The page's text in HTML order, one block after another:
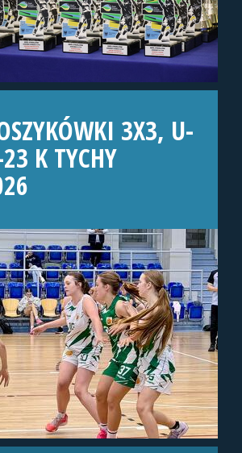
3X3, U-
K TYCHY